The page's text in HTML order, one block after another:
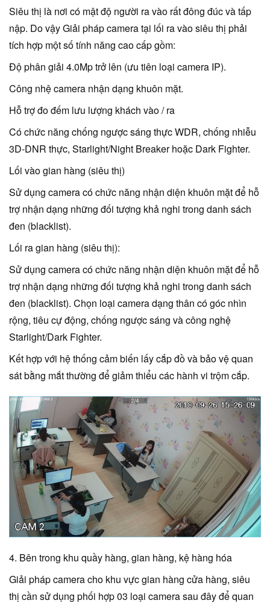
Siêu thị là nơi có mật độ người ra vào rất đông đúc và tấp
nập. Do vậy Giải pháp camera tại lối ra vào siêu thị phải
tích hợp một số tính năng cao cấp gồm:
Độ phân giải 4.0Mp trở lên (ưu tiên loại camera IP).
Công nhệ camera nhận dạng khuôn mặt.
Hỗ trợ đo đếm lưu lượng khách vào / ra
Có chức năng chống ngược sáng thực WDR, chống nhiễu
3D-DNR thực, Starlight/Night Breaker hoặc Dark Fighter.
Lối vào gian hàng (siêu thị)
Sử dụng camera có chức năng nhận diện khuôn mặt để hỗ
trợ nhận dạng những đối tượng khả nghi trong danh sách
đen (blacklist).
Lối ra gian hàng (siêu thị):
Sử dụng camera có chức năng nhận diện khuôn mặt để hỗ
trợ nhận dạng những đối tượng khả nghi trong danh sách
đen (blacklist). Chọn loại camera dạng thân có góc nhìn
rộng, tiêu cự động, chống ngược sáng và công nghệ
Starlight/Dark Fighter.
Kết hợp với hệ thống cảm biến lấy cắp đồ và bảo vệ quan
sát bằng mắt thường để giảm thiểu các hành vi trộm cắp.
4. Bên trong khu quầy hàng, gian hàng, kệ hàng hóa
Giải pháp camera cho khu vực gian hàng cửa hàng, siêu
thị cần sử dụng phối hợp 03 loại camera sau đây để quan